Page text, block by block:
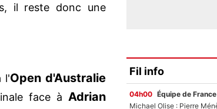
il reste donc une
l'Open d'Australie
face à Adrian
Fil info
04h00 Équipe de France